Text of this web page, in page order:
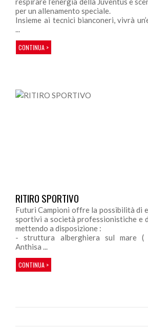
per un allenamento speciale.
Insieme ai tecnici bianconeri, vivrà
...
CONTINUA >
RITIRO SPORTIVO
Futuri Campioni offre la possibilità di
sportivi a società professionistiche e
mettendo a disposizione :
- struttura alberghiera sul mare (
Anthisa ...
CONTINUA >